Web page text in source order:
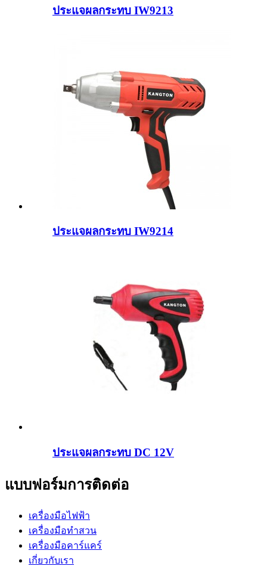
ประแจผลกระทบ IW9213
ประแจผลกระทบ IW9214
ประแจผลกระทบ DC 12V
แบบฟอร์มการติดต่อ
เครื่องมือไฟฟ้า
เครื่องมือทำสวน
เครื่องมือคาร์แคร์
เกี่ยวกับเรา